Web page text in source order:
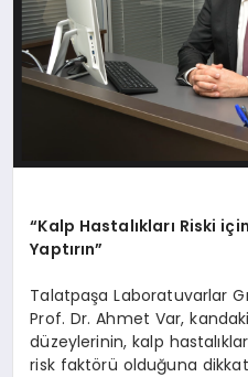
“Kalp Hastalıkları Riski
Yaptırın”
Talatpaşa Laboratuvarlar
Prof. Dr. Ahmet Var,
düzeylerinin, kalp
risk faktörü olduğuna